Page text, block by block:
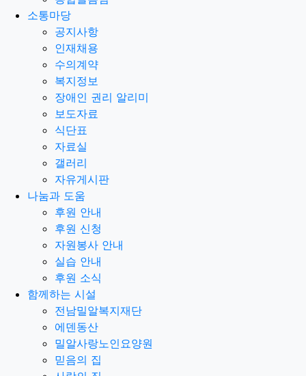
소통마당
공지사항
인재채용
수의계약
복지정보
장애인 권리 알리미
보도자료
식단표
자료실
갤러리
자유게시판
나눔과 도움
후원 안내
후원 신청
자원봉사 안내
실습 안내
후원 소식
함께하는 시설
전남밀알복지재단
에덴동산
밀알사랑노인요양원
믿음의 집